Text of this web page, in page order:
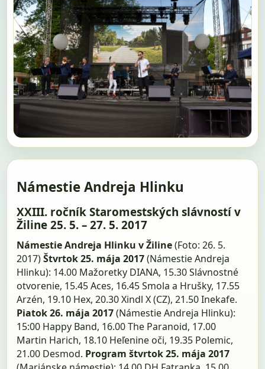
Námestie Andreja Hlinku
XXIII. ročník Staromestských slávností v
Žiline 25. 5. – 27. 5. 2017
Námestie Andreja Hlinku v Žiline(Foto: 26. 5.
2017)Štvrtok 25. mája 2017(Námestie Andreja
Hlinku): 14.00 Mažoretky DIANA, 15.30 Slávnostné
otvorenie, 15.45 Aces, 16.45 Smola a Hrušky, 17.55
Arzén, 19.10 Hex, 20.30 Xindl X (CZ), 21.50 Inekafe.
Piatok 26. mája 2017(Námestie Andreja Hlinku):
15:00 Happy Band, 16.00 The Paranoid, 17.00
Martin Harich, 18.10 Heľenine oči, 19.35 Polemic,
21.00 Desmod. Program štvrtok 25. mája 2017